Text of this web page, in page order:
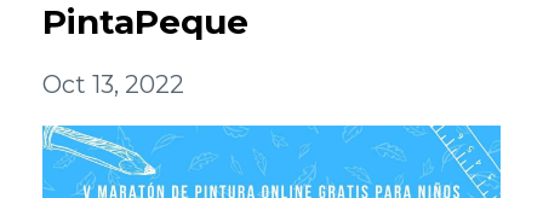
PintaPeque
Oct 13, 2022